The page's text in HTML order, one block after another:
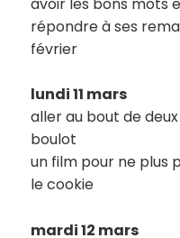
répondre à ses
février
lundi 11 mars
aller au bout de
boulot
un film pour ne plus
le cookie
mardi 12 mars